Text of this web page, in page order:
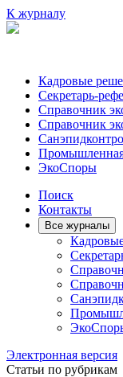
К журналу
Кадровые
Секретарь-
Справочник
Справочник
Промышленная
ЭкоСпоры
Поиск
Контакты
Все журналы
Электронная версия
Статьи по рубрикам